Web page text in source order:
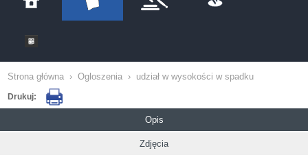
Strona główna › Ogloszenia › udział w wysokości w spadku
Drukuj:
Opis
Zdjęcia